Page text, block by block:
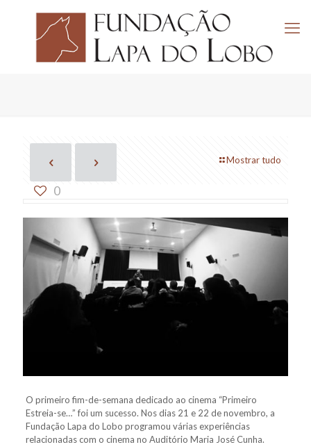
Mostrar tudo
0
O primeiro fim-de-semana dedicado ao cinema “Primeiro
Estreia-se…” foi um sucesso. Nos dias 21 e 22 de novembro, a
Fundação Lapa do Lobo programou várias experiências
relacionadas com o cinema no Auditório Maria José Cunha.